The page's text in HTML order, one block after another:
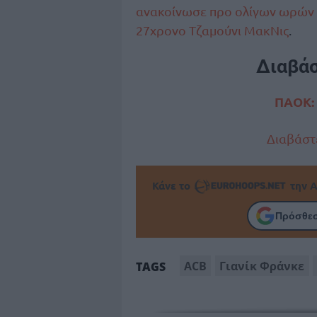
ανακοίνωσε προ ολίγων ωρών
27χρονο Τζαμούνι ΜακΝις
ΠΑΟΚ:
Κάνε το την
TAGS ACB Γιανίκ Φράνκε